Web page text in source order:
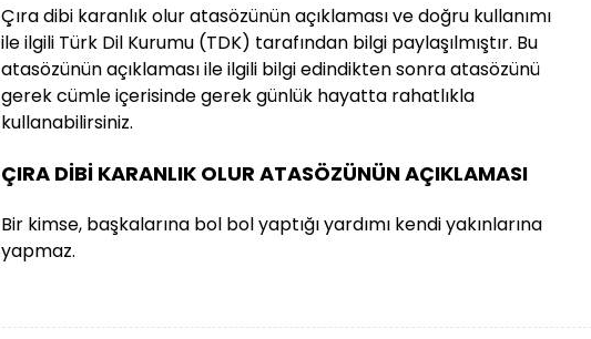
Çıra dibi karanlık olur atasözünün açıklaması ve doğru kullanımı
ile ilgili Türk Dil Kurumu (TDK) tarafından bilgi paylaşılmıştır. Bu
atasözünün açıklaması ile ilgili bilgi edindikten sonra atasözünü
gerek cümle içerisinde gerek günlük hayatta rahatlıkla
kullanabilirsiniz.
ÇIRA DİBİ KARANLIK OLUR ATASÖZÜNÜN AÇIKLAMASI
Bir kimse, başkalarına bol bol yaptığı yardımı kendi yakınlarına
yapmaz.